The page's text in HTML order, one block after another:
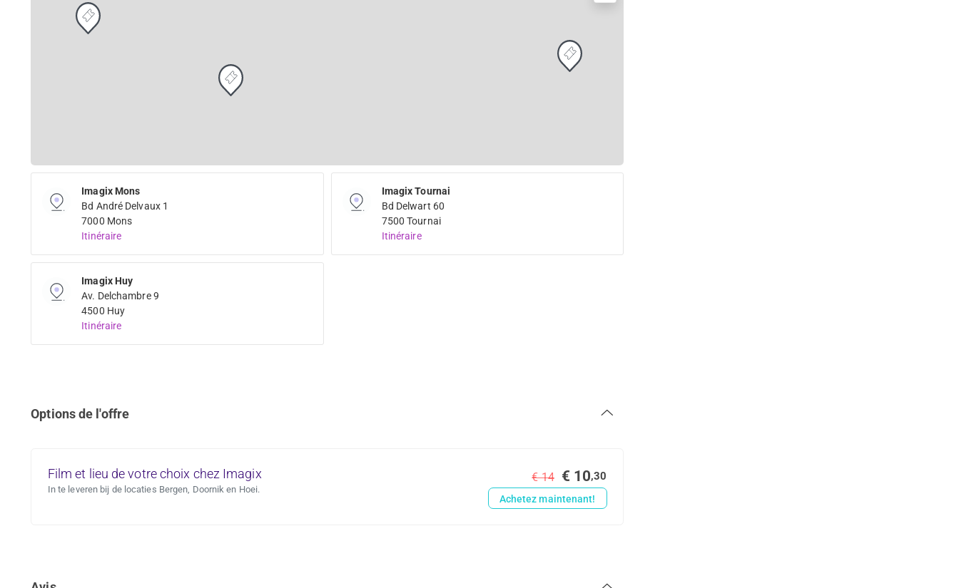
Imagix Mons
Bd André Delvaux 1
7000 Mons
Itinéraire
Imagix Tournai
Bd Delwart 60
7500 Tournai
Itinéraire
Imagix Huy
Av. Delchambre 9
4500 Huy
Itinéraire
Options de l'offre
Film et lieu de votre choix chez Imagix
In te leveren bij de locaties Bergen, Doornik en Hoei.
€ 14 € 10,30
Achetez maintenant!